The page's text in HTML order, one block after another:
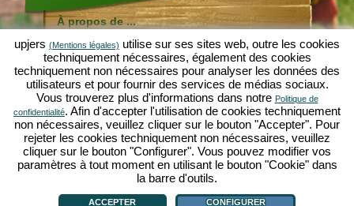
À propos de ...
À propos de Molehill Empire
Molehill Empire est un jeu de simulation amusant
centré sur le microcosme jardin. Comme jeu par
navigateur gratuit, le jeu est disponible immédiatement,
sans téléchargement.
Comme nain de jardin industrieux, tu peux ici créer ton
propre Jardin d'Éden. Salade, carottes, fraises,
tournesols ou cerises - c'est à toi de décider quelles
plantes tu voudrais cultiver.
Viens chez les villages Vertes Vallée et Nainsville pour
acheter des nouvelles plantes et decorations, qui vont
À propos de ...| L'histoire |Caractéristiques
upjers GmbH & Co. KG|Gérer cookies
upjers (Mentions légales) utilise sur ses sites web, outre les cookies
techniquement nécessaires, également des cookies
techniquement non nécessaires pour analyser les données des
utilisateurs et pour fournir des services de médias sociaux.
Vous trouverez plus d'informations dans notre Politique de
confidentialité. Afin d'accepter l'utilisation de cookies techniquement
non nécessaires, veuillez cliquer sur le bouton "Accepter". Pour
rejeter les cookies techniquement non nécessaires, veuillez
cliquer sur le bouton "Configurer". Vous pouvez modifier vos
paramètres à tout moment en utilisant le bouton "Cookie" dans
la barre d'outils.
ACCEPTER CONFIGURER